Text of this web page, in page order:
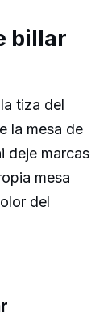
billar
tiza del
la mesa de
deje marcas
mesa
del